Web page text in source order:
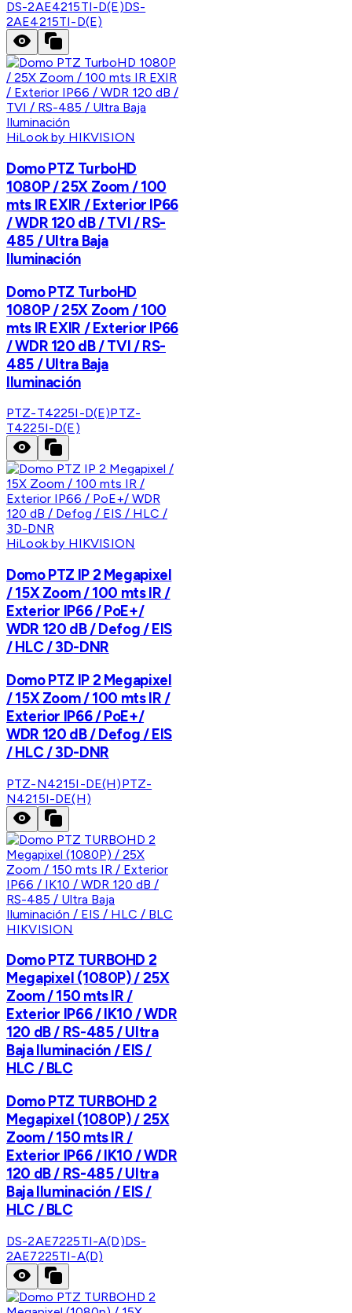
DS-2AE4215TI-D(E)DS-
2AE4215TI-D(E)
HiLook by HIKVISION
Domo PTZ TurboHD
1080P / 25X Zoom / 100
mts IR EXIR / Exterior IP66
/ WDR 120 dB / TVI / RS-
485 / Ultra Baja
Iluminación
Domo PTZ TurboHD
1080P / 25X Zoom / 100
mts IR EXIR / Exterior IP66
/ WDR 120 dB / TVI / RS-
485 / Ultra Baja
Iluminación
PTZ-T4225I-D(E)PTZ-
T4225I-D(E)
HiLook by HIKVISION
Domo PTZ IP 2 Megapixel
/ 15X Zoom / 100 mts IR /
Exterior IP66 / PoE+/
WDR 120 dB / Defog / EIS
/ HLC / 3D-DNR
Domo PTZ IP 2 Megapixel
/ 15X Zoom / 100 mts IR /
Exterior IP66 / PoE+/
WDR 120 dB / Defog / EIS
/ HLC / 3D-DNR
PTZ-N4215I-DE(H)PTZ-
N4215I-DE(H)
HIKVISION
Domo PTZ TURBOHD 2
Megapixel (1080P) / 25X
Zoom / 150 mts IR /
Exterior IP66 / IK10 / WDR
120 dB / RS-485 / Ultra
Baja Iluminación / EIS /
HLC / BLC
Domo PTZ TURBOHD 2
Megapixel (1080P) / 25X
Zoom / 150 mts IR /
Exterior IP66 / IK10 / WDR
120 dB / RS-485 / Ultra
Baja Iluminación / EIS /
HLC / BLC
DS-2AE7225TI-A(D)DS-
2AE7225TI-A(D)